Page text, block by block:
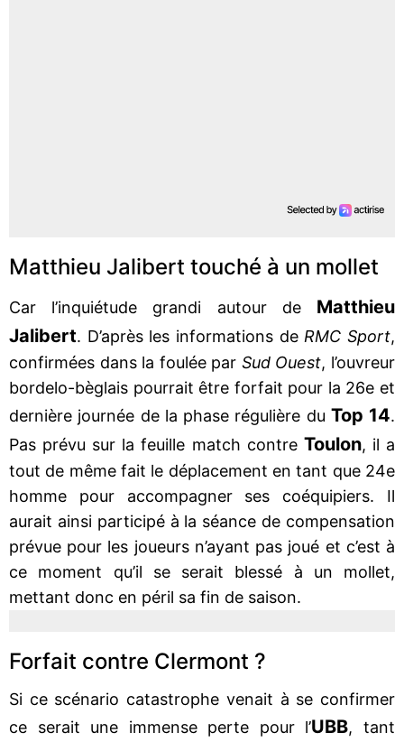
Matthieu Jalibert touché à un mollet
Car l’inquiétude grandi autour de Matthieu
Jalibert. D’après les informations de RMC Sport,
confirmées dans la foulée par Sud Ouest, l’ouvreur
bordelo-bèglais pourrait être forfait pour la 26e et
dernière journée de la phase régulière du Top 14.
Pas prévu sur la feuille match contre Toulon, il a
tout de même fait le déplacement en tant que 24e
homme pour accompagner ses coéquipiers. Il
aurait ainsi participé à la séance de compensation
prévue pour les joueurs n’ayant pas joué et c’est à
ce moment qu’il se serait blessé à un mollet,
mettant donc en péril sa fin de saison.
Forfait contre Clermont ?
Si ce scénario catastrophe venait à se confirmer
ce serait une immense perte pour l’UBB, tant